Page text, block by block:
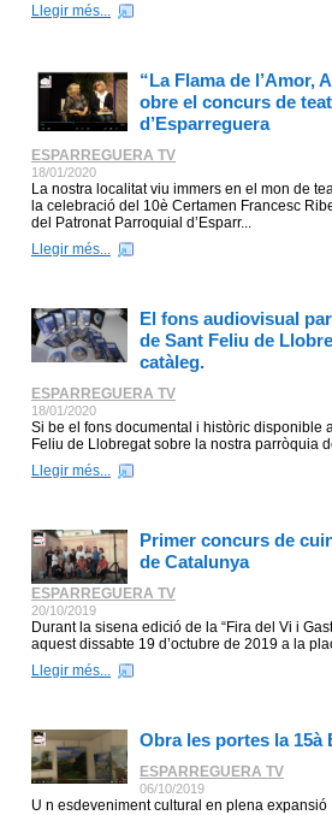
Llegir més...
“La Flama de l’Amor,
obre el concurs de
d’Esparreguera
ESPARREGUERA TV
18/01/2020
La nostra localitat viu immers en el mon de
la celebració del 10è Certamen Francesc
del Patronat Parroquial d’Esparr...
Llegir més...
El fons audiovisual
de Sant Feliu de
catàleg.
ESPARREGUERA TV
18/01/2020
Si be el fons documental i històric disponible
Feliu de Llobregat sobre la nostra parròquia
Llegir més...
Primer concurs de
de Catalunya
ESPARREGUERA TV
20/10/2019
Durant la sisena edició de la “Fira del Vi i
aquest dissabte 19 d’octubre de 2019 a la
Llegir més...
Obra les portes la
ESPARREGUERA TV
06/10/2019
U n esdeveniment cultural en plena expansió